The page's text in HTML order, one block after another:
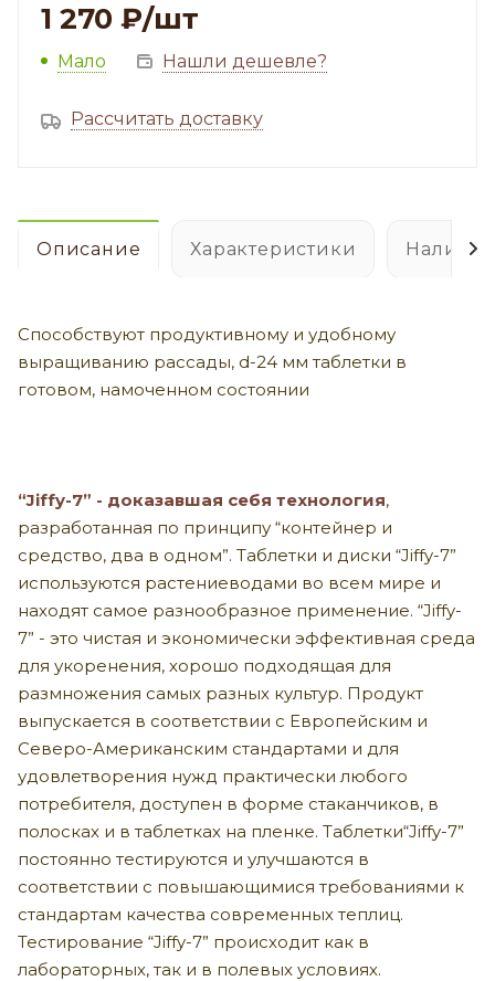
1 270 ₽/шт
Мало Нашли дешевле?
Рассчитать доставку
Описание Характеристики
Способствуют продуктивному и удобному
выращиванию рассады, d-24 мм таблетки в
готовом, намоченном состоянии
“Jiffy-7” - доказавшая себя технология,
разработанная по принципу “контейнер и
средство, два в одном”. Таблетки и диски “Jiffy-7”
используются растениеводами во всем мире и
находят самое разнообразное применение. “Jiffy-
7” - это чистая и экономически эффективная среда
для укоренения, хорошо подходящая для
размножения самых разных культур. Продукт
выпускается в соответствии с Европейским и
Северо-Американским стандартами и для
удовлетворения нужд практически любого
потребителя, доступен в форме стаканчиков, в
полосках и в таблетках на пленке. Таблетки“Jiffy-7”
постоянно тестируются и улучшаются в
соответствии с повышающимися требованиями к
стандартам качества современных теплиц.
Тестирование “Jiffy-7” происходит как в
лабораторных, так и в полевых условиях.